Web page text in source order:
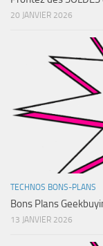
20 JANVIER 2026
TECHNOS BONS-PLANS
Bons Plans
13 JANVIER 2026